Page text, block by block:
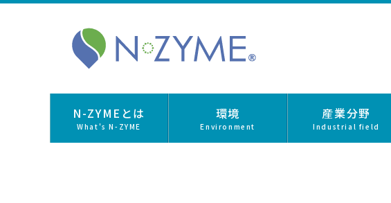
N-ZYMEとは
What's N-ZYME
環境
Environment
産業分野
Industrial field